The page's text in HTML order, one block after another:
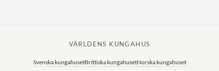
VÄRLDENS KUNGAHUS
Svenska kungahusetBrittiska kungahusetNorska kungahuset